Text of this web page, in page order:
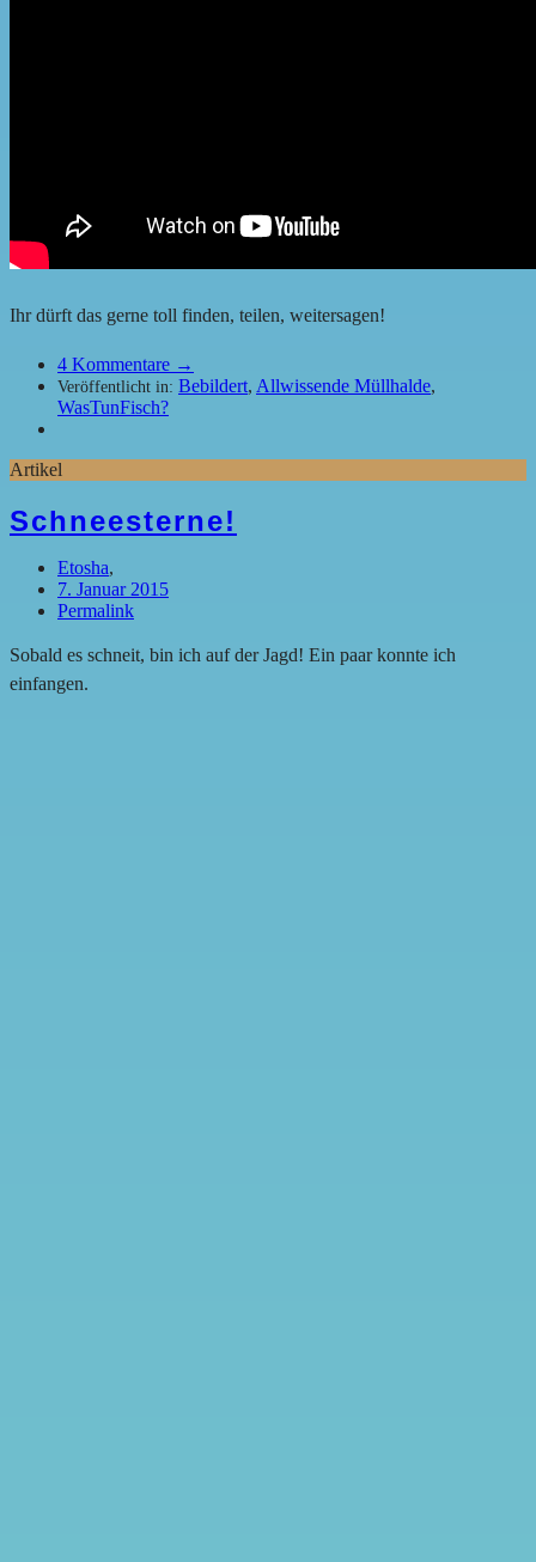
Ihr dürft das gerne toll finden, teilen, weitersagen!
4 Kommentare →
Veröffentlicht in: Bebildert, Allwissende Müllhalde,
WasTunFisch?
Artikel
Schneesterne!
Etosha,
7. Januar 2015
Permalink
Sobald es schneit, bin ich auf der Jagd! Ein paar konnte ich
einfangen.